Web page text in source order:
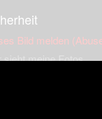
Bild melden
sieht meine Fotos